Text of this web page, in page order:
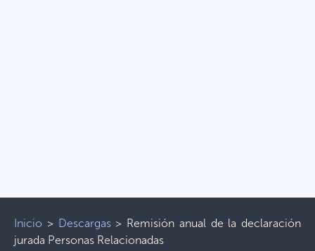
Inicio > Descargas> Remisión anual de la declaración
jurada Personas Relacionadas